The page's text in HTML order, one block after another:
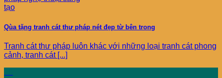
Qùa tặng tranh cát thư pháp nét đẹp từ bên trong
Tranh cát thư pháp luôn khác với những loại tranh cát phong
cảnh, tranh cát [...]